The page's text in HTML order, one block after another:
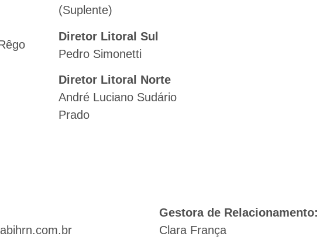
(Suplente)
Diretor Litoral Sul
Pedro Simonetti
Diretor Litoral Norte
André Luciano Sudário
Prado
Gestora de Relacionamento:
Clara França